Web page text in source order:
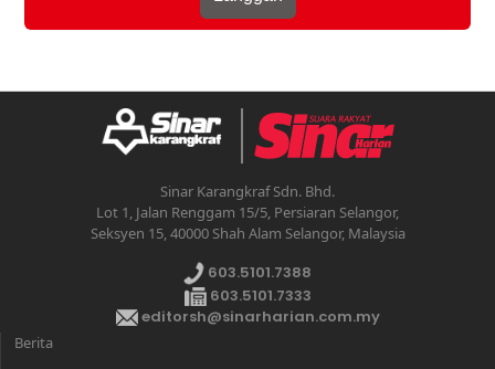
Sinar Karangkraf Sdn. Bhd.
Lot 1, Jalan Renggam 15/5, Persiaran Selangor,
Seksyen 15, 40000 Shah Alam Selangor, Malaysia
603.5101.7388
603.5101.7333
editorsh@sinarharian.com.my
Berita